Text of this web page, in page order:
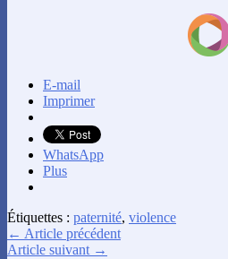
E-mail
Imprimer
WhatsApp
Plus
Étiquettes : paternité, violence
← Article précédent
Article suivant →